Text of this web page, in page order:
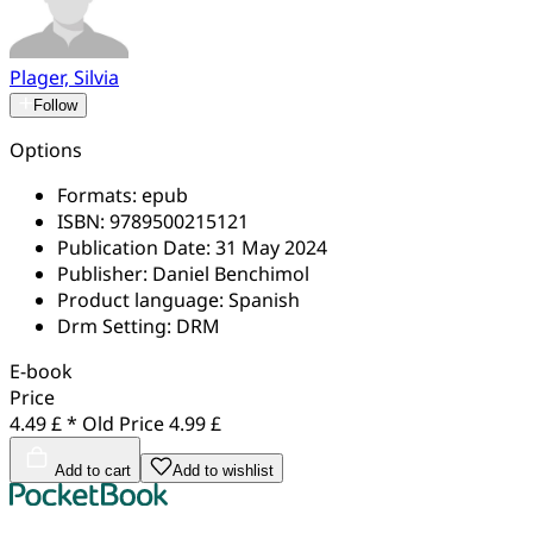
Plager, Silvia
Follow
Options
Formats: epub
ISBN: 9789500215121
Publication Date: 31 May 2024
Publisher: Daniel Benchimol
Product language: Spanish
Drm Setting: DRM
E-book
Price
4.49 £ * Old Price4.99 £
Add to cart Add to wishlist